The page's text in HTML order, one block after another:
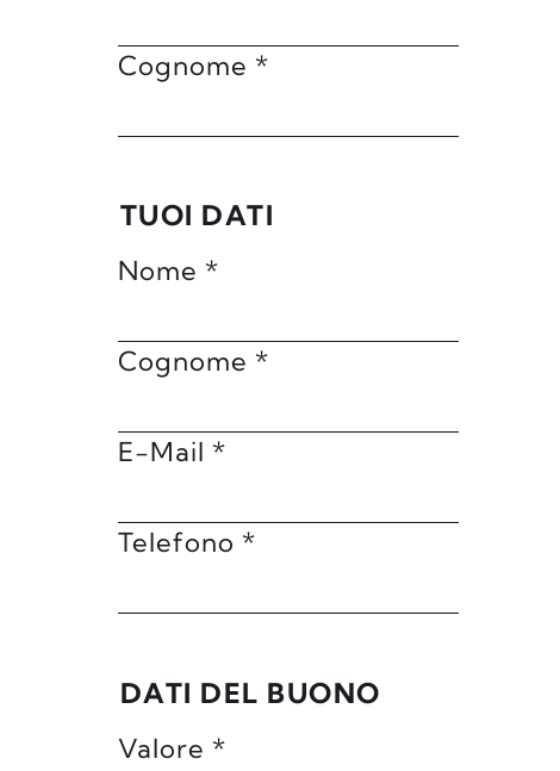
Cognome *
TUOI DATI
Nome *
Cognome *
E-Mail *
Telefono *
DATI DEL BUONO
Valore *